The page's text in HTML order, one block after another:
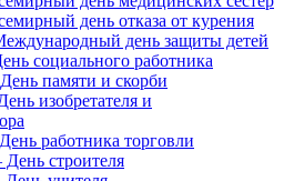
день отказа от курения
день защиты детей
социального работника
памяти и скорби
изобретателя и
работника торговли
День строителя